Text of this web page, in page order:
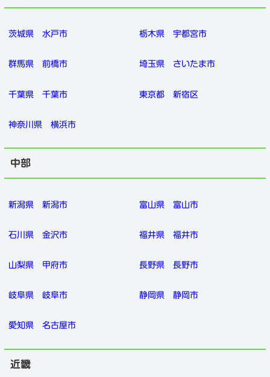
茨城県 水戸市 栃木県 宇都宮市
群馬県 前橋市 埼玉県 さいたま市
千葉県 千葉市 東京都 新宿区
神奈川県 横浜市
中部
新潟県 新潟市 富山県 富山市
石川県 金沢市 福井県 福井市
山梨県 甲府市 長野県 長野市
岐阜県 岐阜市 静岡県 静岡市
愛知県 名古屋市
近畿